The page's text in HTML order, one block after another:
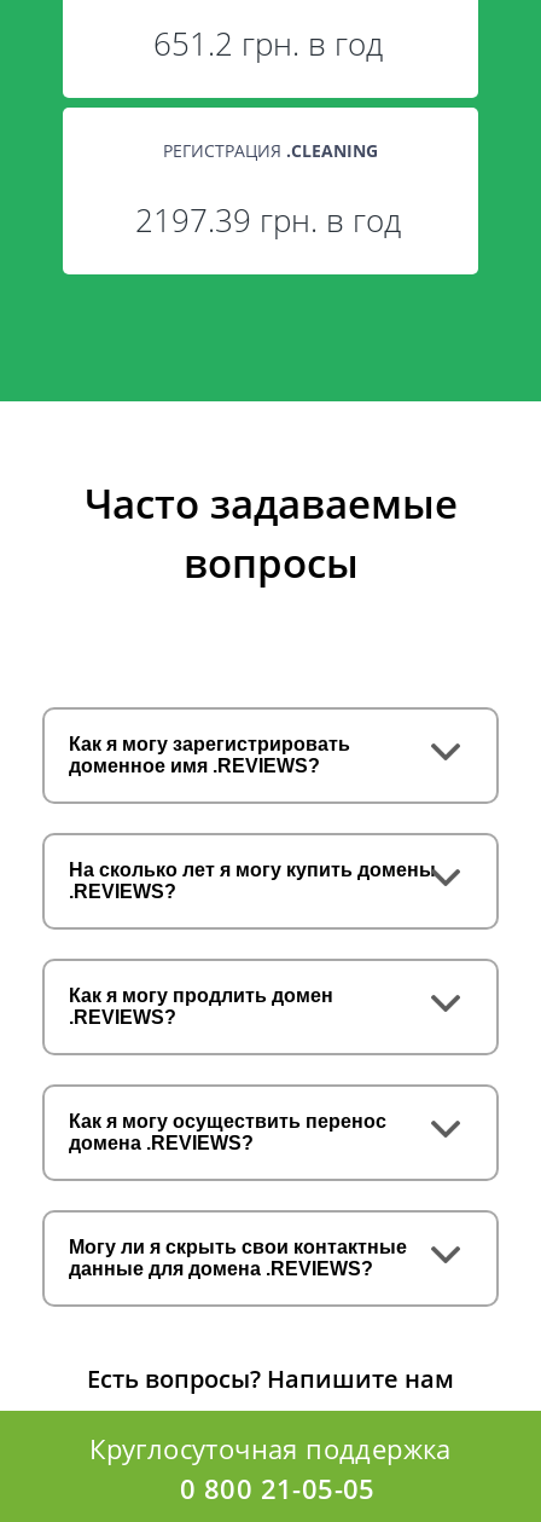
651.2 грн. в год
РЕГИСТРАЦИЯ .CLEANING
2197.39 грн. в год
Часто задаваемые
вопросы
Как я могу зарегистрировать
доменное имя .REVIEWS?
На сколько лет я могу купить домены
.REVIEWS?
Как я могу продлить домен
.REVIEWS?
Как я могу осуществить перенос
домена .REVIEWS?
Могу ли я скрыть свои контактные
данные для домена .REVIEWS?
Есть вопросы? Напишите нам
Круглосуточная поддержка
0 800 21-05-05